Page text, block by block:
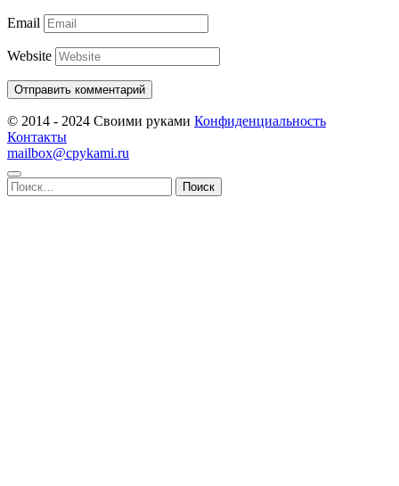
Email
Website
© 2014 - 2024 Своими руками Конфиденциальность
Контакты
mailbox@cpykami.ru
Найти: